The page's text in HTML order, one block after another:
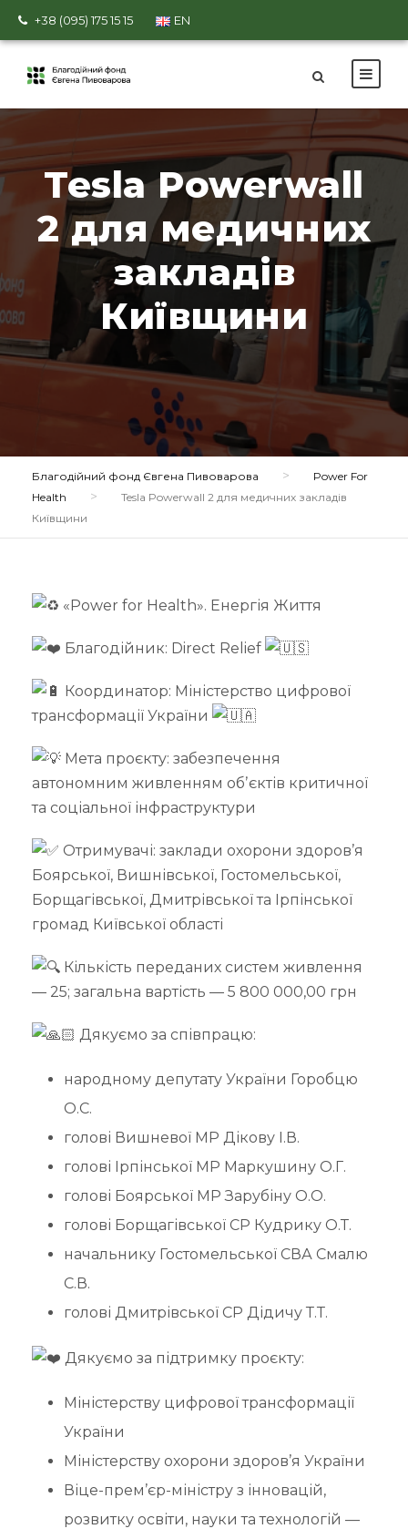
+38 (095) 175 15 15 EN
Tesla Powerwall
2 для медичних
закладів
Київщини
Благодійний фонд Євгена Пивоварова >
Power For
Health
>
Tesla Powerwall 2 для медичних закладів
Київщини
«Power for Health». Енергія Життя
Благодійник: Direct Relief
Координатор: Міністерство цифрової
трансформації України
Мета проєкту: забезпечення
автономним живленням обʼєктів критичної
та соціальної інфраструктури
Отримувачі: заклади охорони здоров’я
Боярської, Вишнівської, Гостомельської,
Борщагівської, Дмитрівської та Ірпінської
громад Київської області
Кількість переданих систем живлення
— 25; загальна вартість — 5 800 000,00 грн
Дякуємо за співпрацю:
народному депутату України Горобцю
О.С.
голові Вишневої МР Дікову І.В.
голові Ірпінської МР Маркушину О.Г.
голові Боярської МР Зарубіну О.О.
голові Борщагівської СР Кудрику О.Т.
начальнику Гостомельської СВА Смалю
С.В.
голові Дмитрівської СР Дідичу Т.Т.
Дякуємо за підтримку проєкту:
Міністерству цифрової трансформації
України
Міністерству охорони здоров’я України
Віце-прем’єр-міністру з інновацій,
розвитку освіти, науки та технологій —